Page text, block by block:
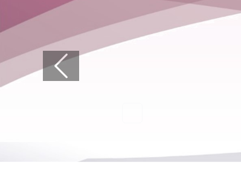
Previous